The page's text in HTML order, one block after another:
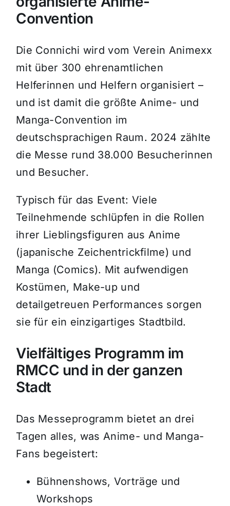
Convention
Die Connichi wird vom Verein Animexx
mit über 300 ehrenamtlichen
Helferinnen und Helfern organisiert –
und ist damit die größte Anime- und
Manga-Convention im
deutschsprachigen Raum. 2024 zählte
die Messe rund 38.000 Besucherinnen
und Besucher.
Typisch für das Event: Viele
Teilnehmende schlüpfen in die Rollen
ihrer Lieblingsfiguren aus Anime
(japanische Zeichentrickfilme) und
Manga (Comics). Mit aufwendigen
Kostümen, Make-up und
detailgetreuen Performances sorgen
sie für ein einzigartiges Stadtbild.
Vielfältiges Programm im
RMCC und in der ganzen
Stadt
Das Messeprogramm bietet an drei
Tagen alles, was Anime- und Manga-
Fans begeistert:
Bühnenshows, Vorträge und
Workshops